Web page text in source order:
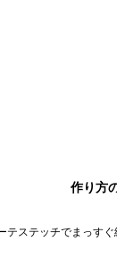
作り方
テステッチでまっすぐ